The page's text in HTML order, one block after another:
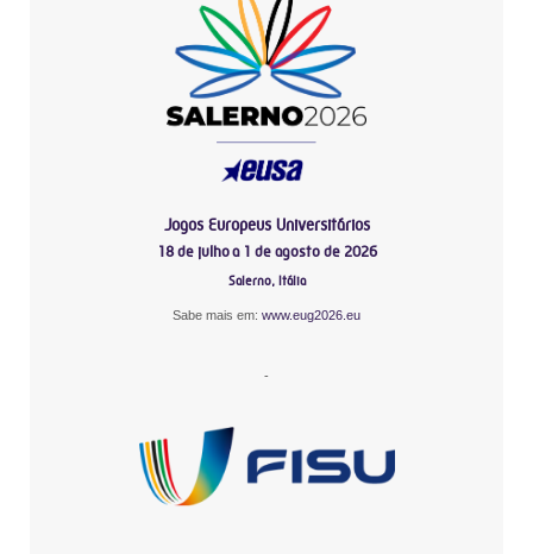
Jogos Europeus Universitários
18 de julho a 1 de agosto de 2026
Salerno, Itália
Sabe mais em: www.eug2026.eu
-